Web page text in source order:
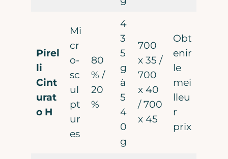
Pirel
li
Cint
urat
o H
Mi
cr
o-
sc
ul
pt
ur
es
80
% /
20
%
4
3
5
g
à
5
4
0
g
700
x 35 /
700
x 40
/ 700
x 45
Obt
enir
le
mei
lleu
r
prix
Email
J’accepte de recevoir la Newsletter
de Gravel Rider
Rejoindre la communauté